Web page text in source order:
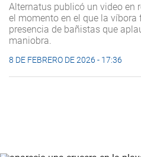
Alternatus publicó un video en
el momento en el que la víbora
presencia de bañistas que
maniobra.
8 DE FEBRERO DE 2026 - 17:36